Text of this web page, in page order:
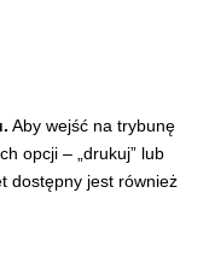
Aby wejść na trybunę
opcji – „drukuj” lub
dostępny jest również